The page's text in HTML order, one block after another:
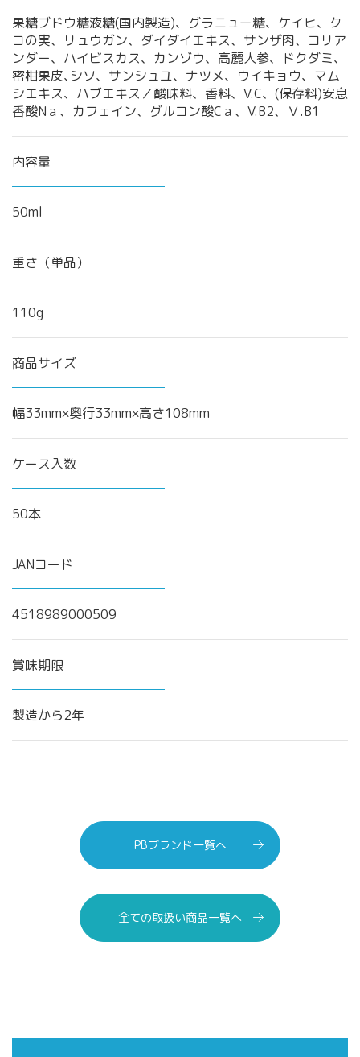
果糖ブドウ糖液糖(国内製造)、グラニュー糖、ケイヒ、ク
コの実、リュウガン、ダイダイエキス、サンザ肉、コリア
ンダー、ハイビスカス、カンゾウ、高麗人参、ドクダミ、
密柑果皮､シソ、サンシュユ、ナツメ、ウイキョウ、マム
シエキス、ハブエキス／酸味料、香料、V.C、(保存料)安息
香酸Nａ、カフェイン、グルコン酸Cａ、V.B2、Ｖ.B1
内容量
50ml
重さ（単品）
110g
商品サイズ
幅33mm×奥行33mm×高さ108mm
ケース入数
50本
JANコード
4518989000509
賞味期限
製造から2年
PBブランド一覧へ
全ての取扱い商品一覧へ